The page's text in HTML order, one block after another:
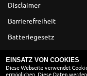
Disclaimer
Barrierefreiheit
Batteriegesetz
EINSATZ VON COOKIES
Diese Webseite verwendet
ermöglichen. Diese Daten